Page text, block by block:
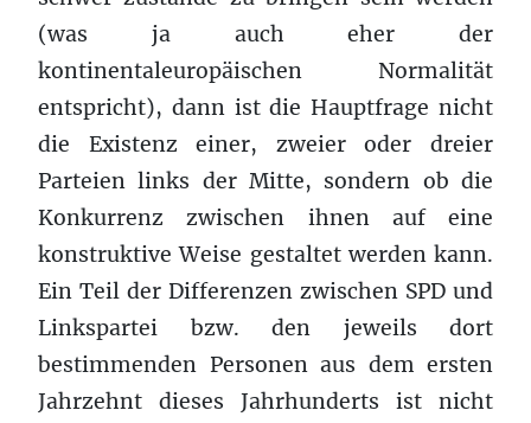
(was ja auch eher der
kontinentaleuropäischen Normalität
entspricht), dann ist die Hauptfrage nicht
die Existenz einer, zweier oder dreier
Parteien links der Mitte, sondern ob die
Konkurrenz zwischen ihnen auf eine
konstruktive Weise gestaltet werden kann.
Ein Teil der Differenzen zwischen SPD und
Linkspartei bzw. den jeweils dort
bestimmenden Personen aus dem ersten
Jahrzehnt dieses Jahrhunderts ist nicht